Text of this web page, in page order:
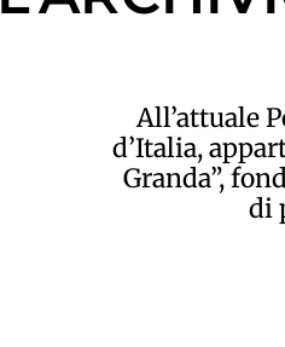
All’attuale
d’Italia,
Granda”,
di